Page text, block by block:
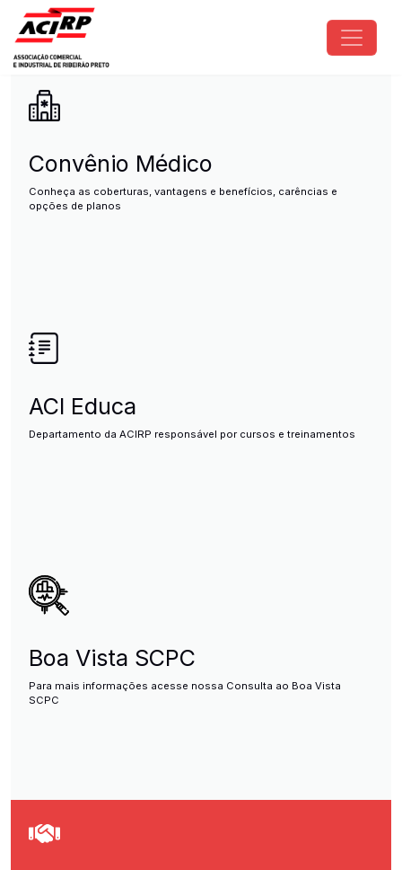
Pular para o conteúdo principal
ACIRP - Associação Comercial
Convênio Médico
Conheça as coberturas, vantagens e benefícios, carências e
opções de planos
ACI Educa
Departamento da ACIRP responsável por cursos e treinamentos
Boa Vista SCPC
Para mais informações acesse nossa Consulta ao Boa Vista
SCPC